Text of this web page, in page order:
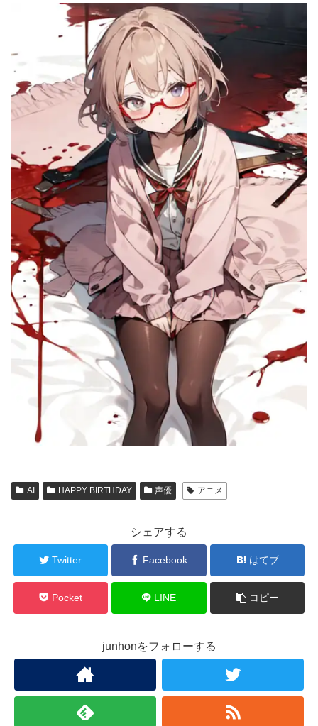
AI HAPPY BIRTHDAY 声優 アニメ
シェアする
Twitter Facebook はてブ
Pocket LINE コピー
junhonをフォローする